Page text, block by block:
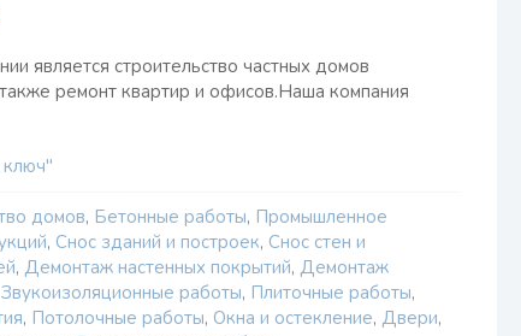
является строительство частных домов
ремонт квартир и офисов.Наша компания
ключ"
домов, Бетонные работы, Промышленное
, Снос зданий и построек, Снос стен и
, Демонтаж настенных покрытий, Демонтаж
Звукоизоляционные работы, Плиточные работы,
, Потолочные работы, Окна и остекление, Двери,